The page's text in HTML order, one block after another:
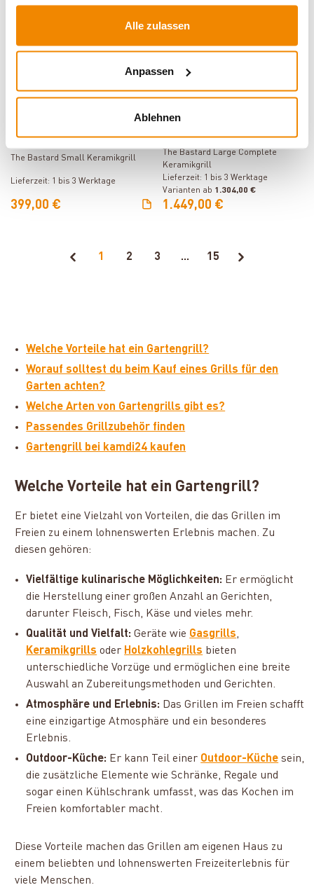
Alle zulassen
Anpassen
Ablehnen
Produkt ansehen
The Bastard Small Keramikgrill
Lieferzeit: 1 bis 3 Werktage
399,00 €
The Bastard Large Complete
Keramikgrill
Lieferzeit: 1 bis 3 Werktage
Varianten ab 1.304,00 €
1.449,00 €
1 2 3 ... 15
Welche Vorteile hat ein Gartengrill?
Worauf solltest du beim Kauf eines Grills für den
Garten achten?
Welche Arten von Gartengrills gibt es?
Passendes Grillzubehör finden
Gartengrill bei kamdi24 kaufen
Welche Vorteile hat ein Gartengrill?
Er bietet eine Vielzahl von Vorteilen, die das Grillen im
Freien zu einem lohnenswerten Erlebnis machen. Zu
diesen gehören:
Vielfältige kulinarische Möglichkeiten: Er ermöglicht
die Herstellung einer großen Anzahl an Gerichten,
darunter Fleisch, Fisch, Käse und vieles mehr.
Qualität und Vielfalt:Geräte wie Gasgrills,
Keramikgrills oder Holzkohlegrills bieten
unterschiedliche Vorzüge und ermöglichen eine breite
Auswahl an Zubereitungsmethoden und Gerichten.
Atmosphäre und Erlebnis: Das Grillen im Freien schafft
eine einzigartige Atmosphäre und ein besonderes
Erlebnis.
Outdoor-Küche: Er kann Teil einer Outdoor-Küche sein,
die zusätzliche Elemente wie Schränke, Regale und
sogar einen Kühlschrank umfasst, was das Kochen im
Freien komfortabler macht.
Diese Vorteile machen das Grillen am eigenen Haus zu
einem beliebten und lohnenswerten Freizeiterlebnis für
viele Menschen.